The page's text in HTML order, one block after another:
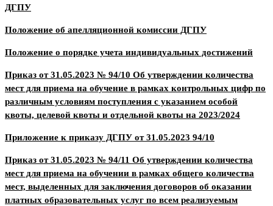
ДГПУ
Положение об апелляционной комиссии ДГПУ
Положение о порядке учета индивидуальных достижений
Приказ от 31.05.2023 № 94/10 Об утверждении количества
мест для приема на обучение в рамках контрольных цифр по
различным условиям поступления с указанием особой
квоты, целевой квоты и отдельной квоты на 2023/2024
Приложение к приказу ДГПУ от 31.05.2023 94/10
Приказ от 31.05.2023 № 94/11 Об утверждении количества
мест для приема на обучении в рамках общего количества
мест, выделенных для заключения договоров об оказании
платных образовательных услуг по всем реализуемым